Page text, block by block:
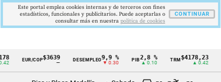
Cintillo
EUR/COP$3639 DESEMPLEO9,9 %
▼ 0.30
PIB 2,8 %
▲ 0.10
TRM $4178,23
▲ 0.42
IPC
Este portal emplea cookies internas y de terceros con fines
estadísticos, funcionales y publicitarios. Puede aceptarlas o
consultar más en nuestra politica de cookies
CONTINUAR